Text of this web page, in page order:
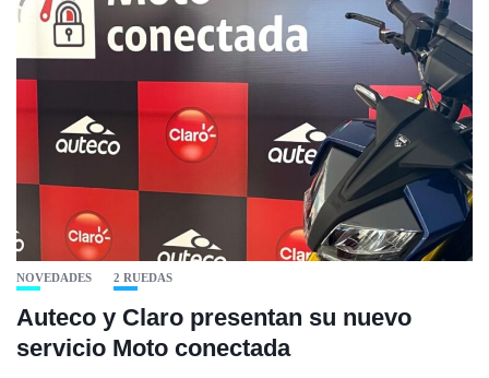
NOVEDADES 2 RUEDAS
Auteco y Claro presentan su nuevo
servicio Moto conectada